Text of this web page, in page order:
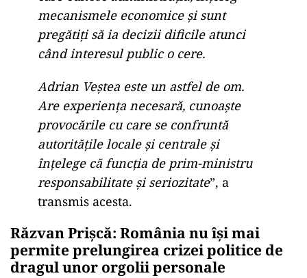
mecanismele economice și sunt
pregătiți să ia decizii dificile atunci
când interesul public o cere.
Adrian Veștea este un astfel de om.
Are experiența necesară, cunoaște
provocările cu care se confruntă
autoritățile locale și centrale și
înțelege că funcția de prim-ministru
responsabilitate și seriozitate”, a
transmis acesta.
Răzvan Prișcă: România nu își mai
permite prelungirea crizei politice de
dragul unor orgolii personale